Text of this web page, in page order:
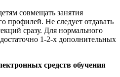
совмещать занятия
профилей. Не следует отдавать
сразу. Для нормального
1-2-х дополнительных
средств обучения